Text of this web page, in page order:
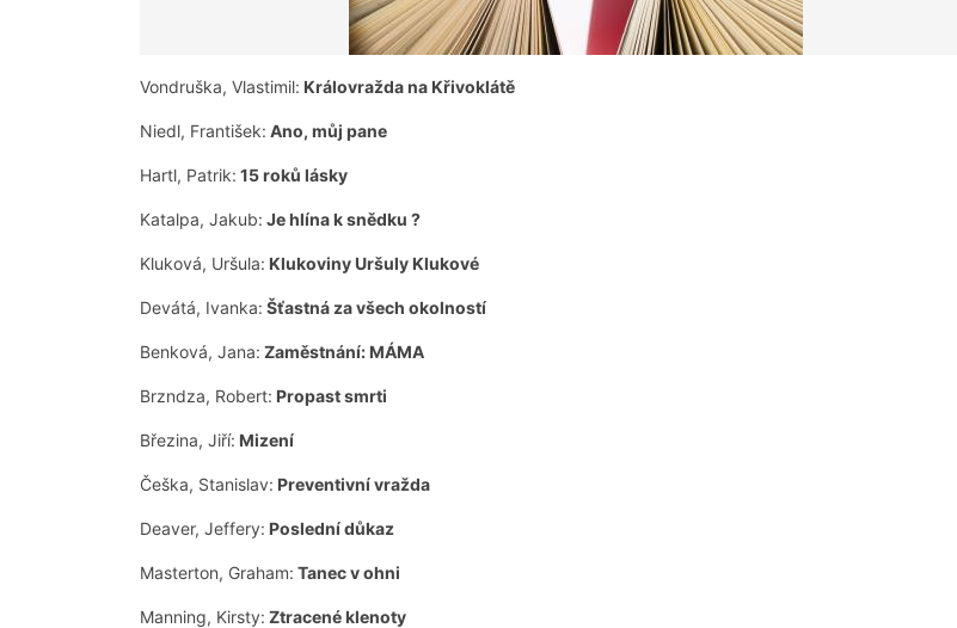
Vondruška, Vlastimil: Královražda na Křivoklátě
Niedl, František: Ano, můj pane
Hartl, Patrik: 15 roků lásky
Katalpa, Jakub: Je hlína k snědku ?
Kluková, Uršula: Klukoviny Uršuly Klukové
Devátá, Ivanka: Šťastná za všech okolností
Benková, Jana: Zaměstnání: MÁMA
Brzndza, Robert: Propast smrti
Březina, Jiří: Mizení
Češka, Stanislav: Preventivní vražda
Deaver, Jeffery: Poslední důkaz
Masterton, Graham: Tanec v ohni
Manning, Kirsty: Ztracené klenoty